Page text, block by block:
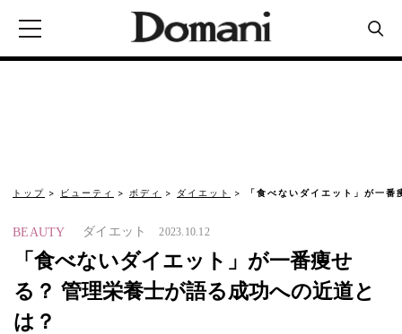
トップ ビューティ ボディ ダイエット 「食べないダイエット」が一
BEAUTY ダイエット 2023.10.12
「食べないダイエット」が一番痩せ
る？ 管理栄養士が語る成功への近道と
は？